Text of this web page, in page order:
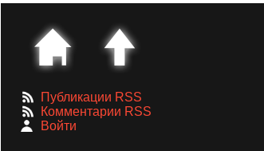
Публикации RSS
Комментарии RSS
Войти